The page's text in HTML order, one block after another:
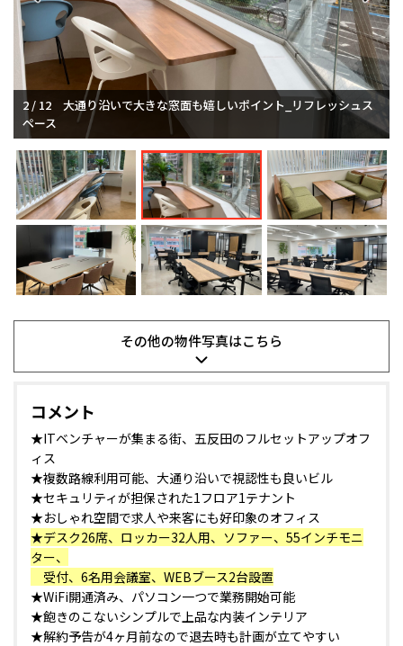
2 / 12
大通り沿いで大きな窓面も嬉しいポイント_リフレッシュス
ペース
その他の物件写真はこちら
コメント
★ITベンチャーが集まる街、五反田のフルセットアップオフ
ィス
★複数路線利用可能、大通り沿いで視認性も良いビル
★セキュリティが担保された1フロア1テナント
★おしゃれ空間で求人や来客にも好印象のオフィス
★デスク26席、ロッカー32人用、ソファー、55インチモニ
ター、
受付、6名用会議室、WEBブース2台設置
★WiFi開通済み、パソコン一つで業務開始可能
★飽きのこないシンプルで上品な内装インテリア
★解約予告が4ヶ月前なので退去時も計画が立てやすい